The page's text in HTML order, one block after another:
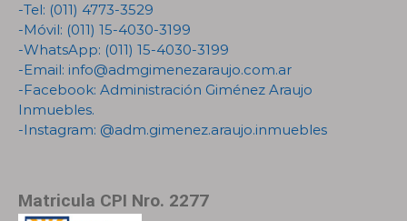
-Tel: (011) 4773-3529
-Móvil: (011) 15-4030-3199
-WhatsApp: (011) 15-4030-3199
-Email: info@admgimenezaraujo.com.ar
-Facebook: Administración Giménez Araujo
Inmuebles.
-Instagram: @adm.gimenez.araujo.inmuebles
Matricula CPI Nro. 2277